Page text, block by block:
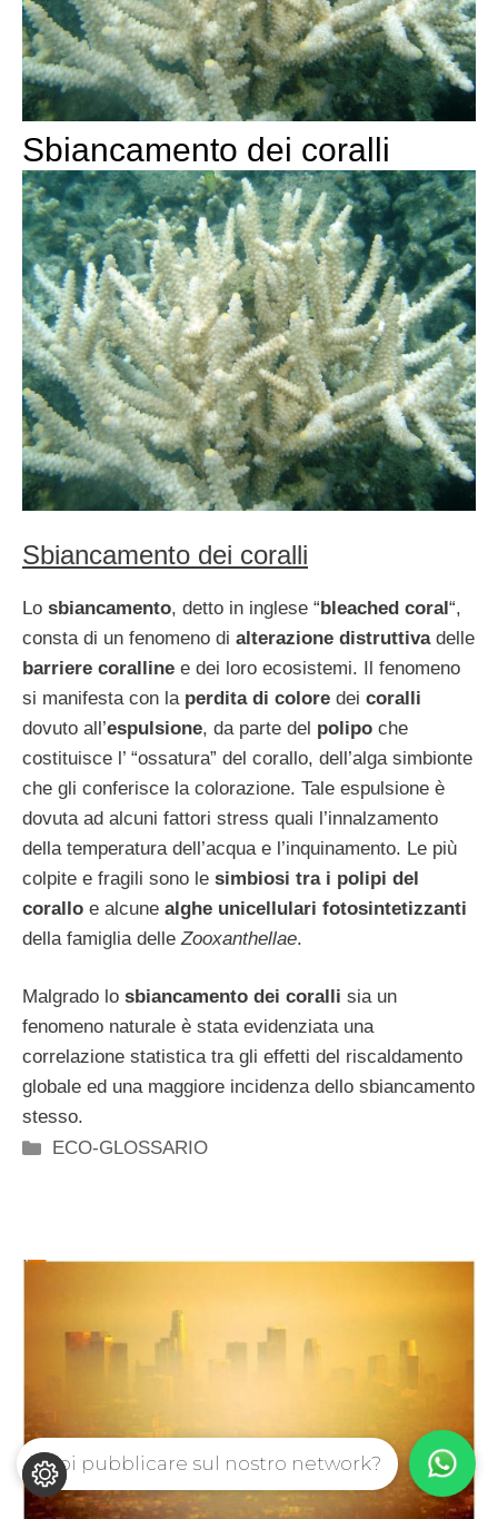
Sbiancamento dei coralli
Sbiancamento dei coralli
Lo sbiancamento, detto in inglese “bleached coral“,
consta di un fenomeno di alterazione distruttivadelle
barriere coralline e dei loro ecosistemi. Il fenomeno
si manifesta con la perdita di colore dei coralli
dovuto all’espulsione, da parte del polipo che
costituisce l’ “ossatura” del corallo, dell’alga simbionte
che gli conferisce la colorazione. Tale espulsione è
dovuta ad alcuni fattori stress quali l’innalzamento
della temperatura dell’acqua e l’inquinamento. Le più
colpite e fragili sono le simbiosi tra i polipi del
corallo e alcune alghe unicellulari fotosintetizzanti
della famiglia delleZooxanthellae.
Malgrado lo sbiancamento dei coralli sia un
fenomeno naturale è stata evidenziata una
correlazione statistica tra gli effetti del riscaldamento
globale ed una maggiore incidenza dello sbiancamento
stesso.
Categorie
ECO-GLOSSARIO
Vuoi pubblicare sul nostro network?